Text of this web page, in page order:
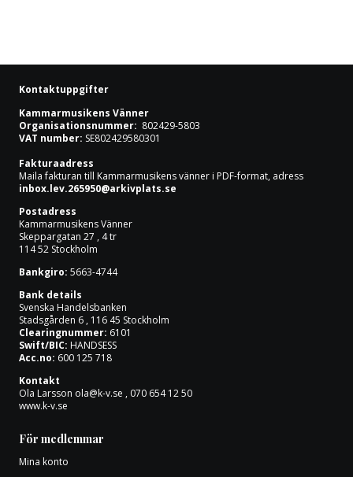
Kontaktuppgifter
Kammarmusikens Vänner
Organisationsnummer: 802429-5803
VAT number: SE802429580301
Fakturaadress
Maila fakturan till Kammarmusikens vänner i PDF-format, adress
inbox.lev.265950@arkivplats.se
Postadress
Kammarmusikens Vänner
Skeppargatan 27 , 4 tr
114 52 Stockholm
Bankgiro: 5663-4744
Bank details
Svenska Handelsbanken
Stadsgården 6 , 116 45 Stockholm
Clearingnummer: 6101
Swift/BIC: HANDSESS
Acc.no: 600 125 718
Kontakt
Ola Larsson ola@k-v.se , 070 654 12 50
www.k-v.se
För medlemmar
Mina konto